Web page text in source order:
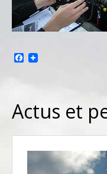
Facebook
Actus et